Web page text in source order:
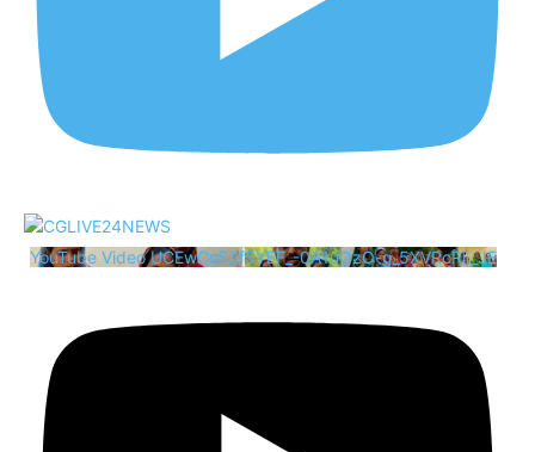
YouTube Video UCEwCsS3f5YEF_-0A1uOzO-g_5XVRcRii_JE